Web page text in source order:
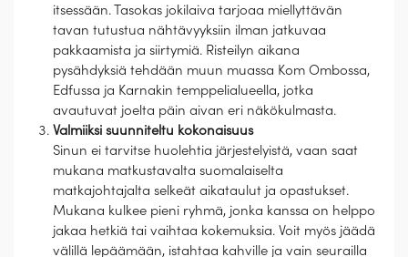
itsessään. Tasokas jokilaiva tarjoaa miellyttävän
tavan tutustua nähtävyyksiin ilman jatkuvaa
pakkaamista ja siirtymiä. Risteilyn aikana
pysähdyksiä tehdään muun muassa Kom Ombossa,
Edfussa ja Karnakin temppelialueella, jotka
avautuvat joelta päin aivan eri näkökulmasta.
Valmiiksi suunniteltu kokonaisuus
Sinun ei tarvitse huolehtia järjestelyistä, vaan saat
mukana matkustavalta suomalaiselta
matkajohtajalta selkeät aikataulut ja opastukset.
Mukana kulkee pieni ryhmä, jonka kanssa on helppo
jakaa hetkiä tai vaihtaa kokemuksia. Voit myös jäädä
välillä lepäämään, istahtaa kahville ja vain seurailla